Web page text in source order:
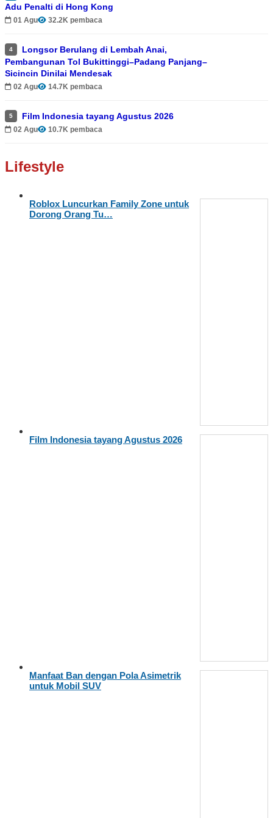
Adu Penalti di Hong Kong
01 Agu 32.2K pembaca
4
Longsor Berulang di Lembah Anai,
Pembangunan Tol Bukittinggi–Padang Panjang–
Sicincin Dinilai Mendesak
02 Agu 14.7K pembaca
5 Film Indonesia tayang Agustus 2026
02 Agu 10.7K pembaca
Lifestyle
Roblox Luncurkan Family Zone untuk
Dorong Orang Tu…
Film Indonesia tayang Agustus 2026
Manfaat Ban dengan Pola Asimetrik
untuk Mobil SUV